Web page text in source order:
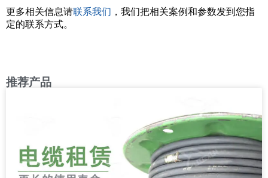
更多相关信息请联系我们 ，我们把相关案例和参数发到您指
定的联系方式。
推荐产品